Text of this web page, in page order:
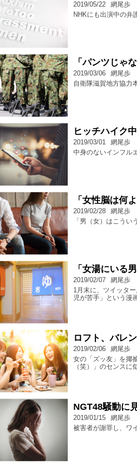
2019/05/22
網尾歩
NHKにも出演中の弁
「パンツじゃ
2019/03/06
網尾歩
自衛隊滋賀地方協力
ヒッチハイク
2019/03/01
網尾歩
中身のないインフル
「女性脳は何
2019/02/28
網尾歩
「男（女）はこうい
「女湯にいる
2019/02/07
網尾歩
1月末に、ツイッタ
児が苦手」という漫
ロフト、バレ
2019/02/06
網尾歩
女の「ズッ友」を揶
（笑）」のセンスに
NGT48騒動に
2019/01/15
網尾歩
被害者が謝罪し、ワ